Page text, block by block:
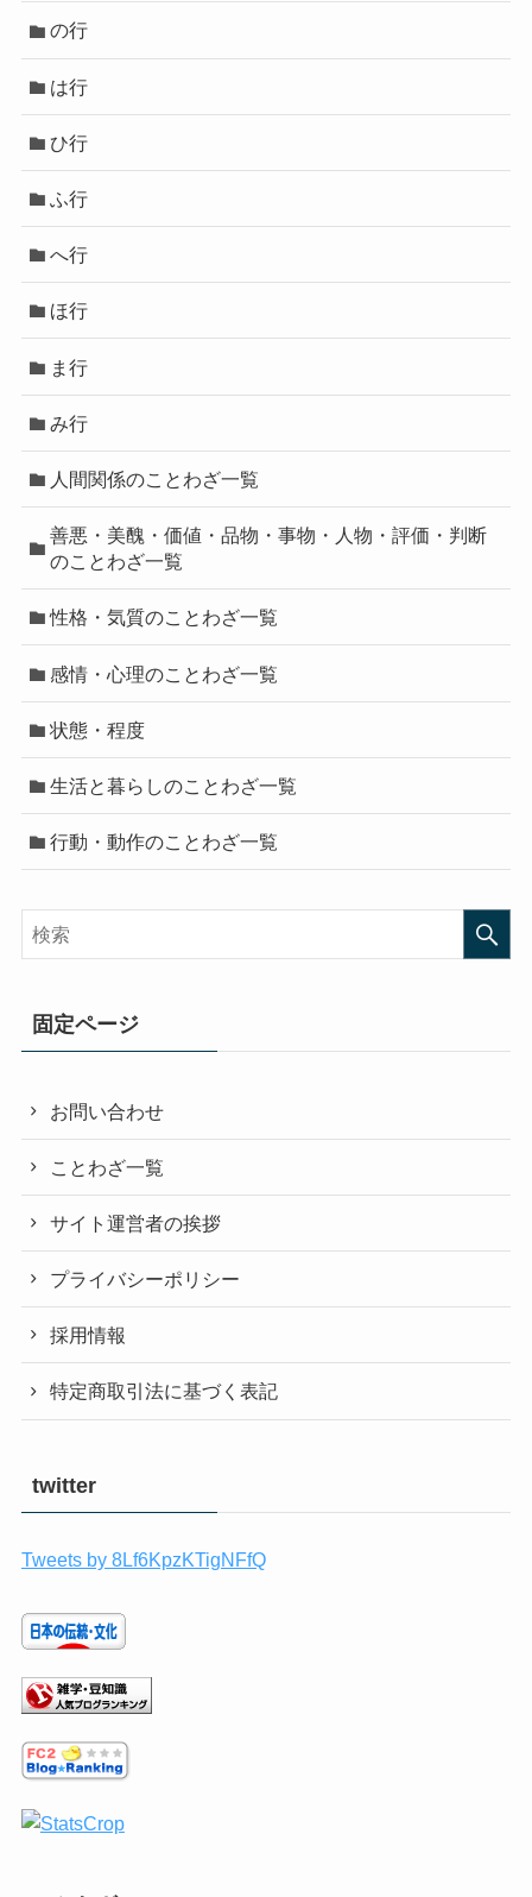
の行
は行
ひ行
ふ行
へ行
ほ行
ま行
み行
人間関係のことわざ一覧
善悪・美醜・価値・品物・事物・人物・評価・判断
のことわざ一覧
性格・気質のことわざ一覧
感情・心理のことわざ一覧
状態・程度
生活と暮らしのことわざ一覧
行動・動作のことわざ一覧
固定ページ
お問い合わせ
ことわざ一覧
サイト運営者の挨拶
プライバシーポリシー
採用情報
特定商取引法に基づく表記
twitter
Tweets by 8Lf6KpzKTigNFfQ